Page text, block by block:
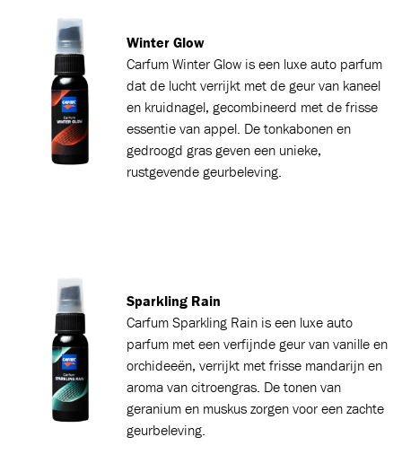
Winter Glow
Carfum Winter Glow is een luxe auto parfum
dat de lucht verrijkt met de geur van kaneel
en kruidnagel, gecombineerd met de frisse
essentie van appel. De tonkabonen en
gedroogd gras geven een unieke,
rustgevende geurbeleving.
Sparkling Rain
Carfum Sparkling Rain is een luxe auto
parfum met een verfijnde geur van vanille en
orchideeën, verrijkt met frisse mandarijn en
aroma van citroengras. De tonen van
geranium en muskus zorgen voor een zachte
geurbeleving.